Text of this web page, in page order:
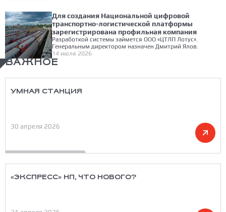
Для создания Национальной цифровой
транспортно-логистической платформы
зарегистрирована профильная компания
Разработкой системы займется ООО «ЦТЛП Лотус».
Генеральным директором назначен Дмитрий Ялов.
14 июля 2026
ВАЖНОЕ
УМНАЯ СТАНЦИЯ
30 апреля 2026
«ЭКСПРЕСС» НП, ЧТО НОВОГО?